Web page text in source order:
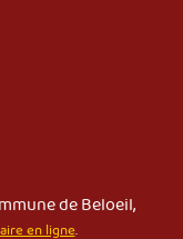
de Beloeil,
en ligne.